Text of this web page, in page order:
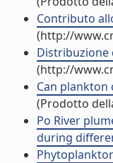
Contributo
(http://
Distribuzione
(http://
Can plankton
(Prodotto
Po River
during